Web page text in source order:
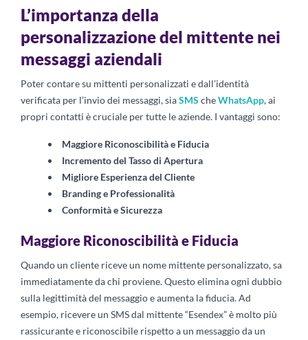
L’importanza della
personalizzazione del mittente nei
messaggi aziendali
Poter contare su mittenti personalizzati e dall’identità
verificata per l’invio dei messaggi, siaSMS cheWhatsApp, ai
propri contatti è cruciale per tutte le aziende. I vantaggi sono:
Maggiore Riconoscibilità e Fiducia
Incremento del Tasso di Apertura
Migliore Esperienza del Cliente
Branding e Professionalità
Conformità e Sicurezza
Maggiore Riconoscibilità e Fiducia
Quando un cliente riceve un nome mittente personalizzato, sa
immediatamente da chi proviene. Questo elimina ogni dubbio
sulla legittimità del messaggio e aumenta la fiducia. Ad
esempio, ricevere un SMS dal mittente “Esendex” è molto più
rassicurante e riconoscibile rispetto a un messaggio da un